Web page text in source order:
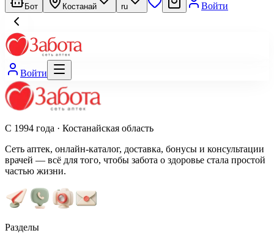
Бот Костанай ru Войти
Войти
С 1994 года · Костанайская область
Сеть аптек, онлайн-каталог, доставка, бонусы и консультации
врачей — всё для того, чтобы забота о здоровье стала простой
частью жизни.
Разделы